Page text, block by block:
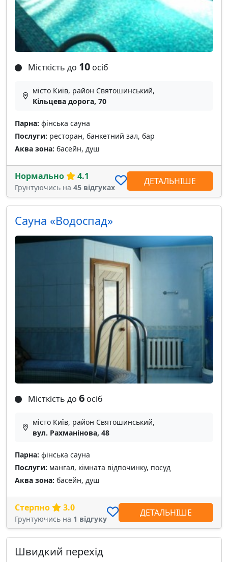
Місткість до 10 осіб
місто Київ, район Святошинський,
Кільцева дорога, 70
Парна: фінська сауна
Послуги: ресторан, банкетний зал, бар
Аква зона: басейн, душ
Нормально 4.1
Грунтуючись на 45 відгуках
ДЕТАЛЬНІШЕ
Сауна «Водоспад»
Місткість до 6 осіб
місто Київ, район Святошинський,
вул. Рахманінова, 48
Парна: фінська сауна
Послуги: мангал, кімната відпочинку, посуд
Аква зона: басейн, душ
Стерпно 3.0
Грунтуючись на 1 відгуку
ДЕТАЛЬНІШЕ
Швидкий перехід